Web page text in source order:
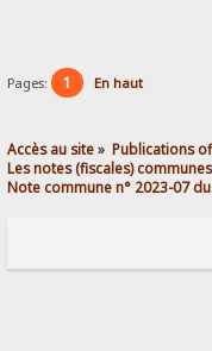
Pages: 1 En haut
Accès au site» Publications
Les notes (fiscales) communes
Note commune n° 2023-07